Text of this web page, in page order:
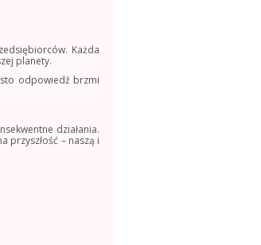
Każda
planety.
odpowiedź brzmi
działania.
przyszłość – naszą i